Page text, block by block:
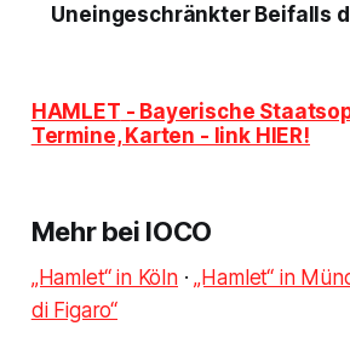
Uneingeschränkter Beifalls
HAMLET - Bayerische
Termine, Karten - link HIER!
Mehr bei IOCO
„Hamlet“ in Köln·„Hamlet“ in
di Figaro“